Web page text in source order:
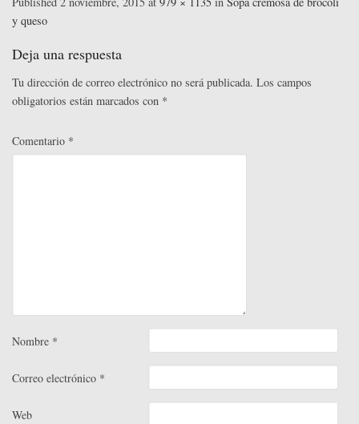
bo
ok
tteed ailer m
r
y queso
Deja una respuesta
Tu dirección de correo electrónico no será publicada. Los campos
obligatorios están marcados con *
Comentario *
Nombre *
Correo electrónico *
Web